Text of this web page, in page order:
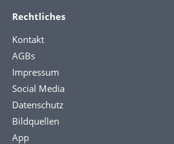
Rechtliches
Kontakt
AGBs
Impressum
Social Media
Datenschutz
Bildquellen
App